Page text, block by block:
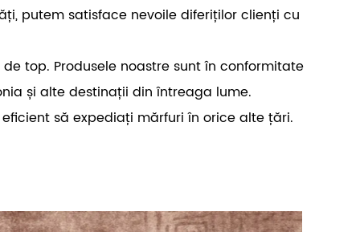
putem satisface nevoile diferiților clienți cu
top. Produsele noastre sunt în conformitate
și alte destinații din întreaga lume.
să expediați mărfuri în orice alte țări.